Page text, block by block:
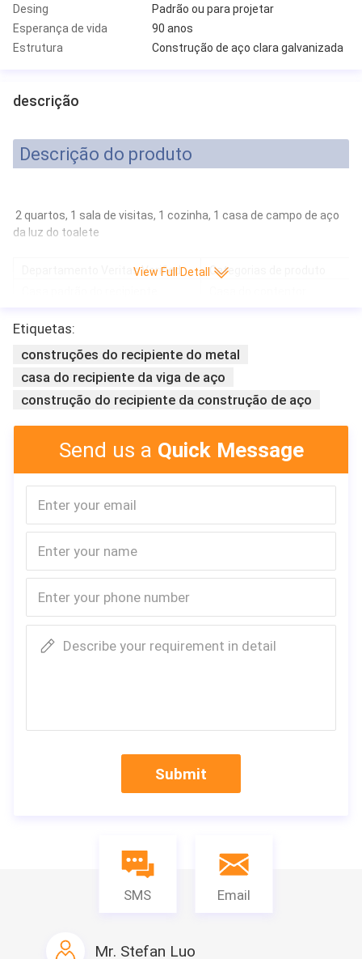
Desing
Padrão ou para projetar
Esperança de vida
90 anos
Estrutura
Construção de aço clara galvanizada
descrição
Descrição do produto
2 quartos, 1 sala de visitas, 1 cozinha, 1 casa de campo de aço
da luz do toalete
Departamento Veritas Verified
Categorias de produto
a casa de campo de aço moderna da casa da casa de campo
construção de aço da luz da casa da casa pré-fabricada pré-
View Full Detall
Etiquetas:
construções do recipiente do metal
casa do recipiente da viga de aço
construção do recipiente da construção de aço
Send us a Quick Message
Describe your requirement in detail
Submit
SMS Email
Mr. Stefan Luo